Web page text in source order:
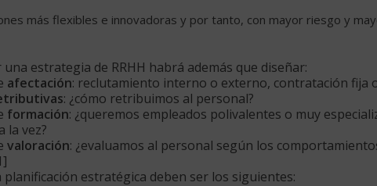
más flexibles e innovadoras y por tanto, con mayor riesgo y
estrategia de RRHH habrá además que diseñar:
afectación: reclutamiento interno o externo, contratación fija
: ¿cómo retribuimos al personal?
formación: ¿queremos empleados polivalentes o muy
la vez?
valoración: ¿evaluamos al personal según los
planificación estratégica deben ser los siguientes: